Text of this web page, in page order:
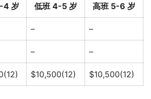
4 岁 低班 4-5 岁 高班 5-6 岁
– –
– –
$10,500(12) $10,500(12)